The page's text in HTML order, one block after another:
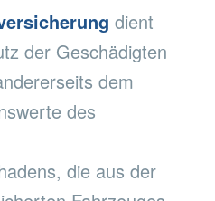
dient
der Geschädigten
dem
des
die aus der